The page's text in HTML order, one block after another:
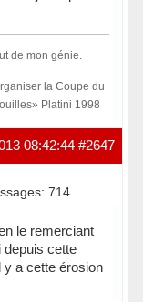
de mon génie.
la Coupe du
Platini 1998
#2647
08:42:44
714
le remerciant
depuis cette
a cette érosion